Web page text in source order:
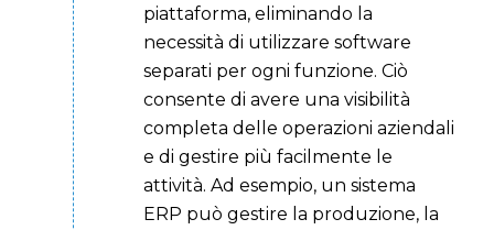
piattaforma, eliminando la
necessità di utilizzare software
separati per ogni funzione. Ciò
consente di avere una visibilità
completa delle operazioni aziendali
e di gestire più facilmente le
attività. Ad esempio, un sistema
ERP può gestire la produzione, la